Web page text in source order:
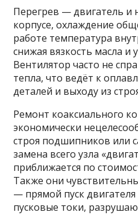
Перегрев — двигатель и
корпусе, охлаждение
работе температура
снижая вязкость масла и
Вентилятор часто не
тепла, что ведёт к
деталей и выходу из
Ремонт коаксиального
экономически
строя подшипников или
замена всего узла
приближается по
Также они
— прямой пуск двигателя
пусковые токи,